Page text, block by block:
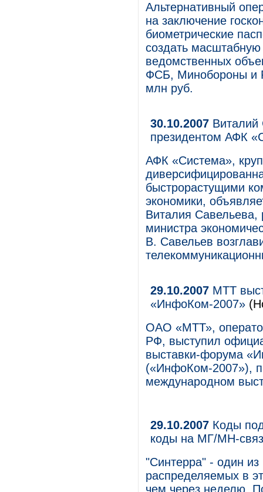
Альтернативный
на заключение
биометрические
создать масштабную
ведомственных
ФСБ, Минобороны и
млн руб.
30.10.2007 Виталий
президентом АФК
АФК «Система»,
быстрорастущими
экономики,
Виталия Савельева,
министра
В. Савельев
29.10.2007 МТТ
«ИнфоКом-2007»
ОАО «МТТ»,
РФ, выступил
выставки-форума
(«ИнфоКом-2007»),
международном
29.10.2007 Коды
коды на МГ/МН-
"Синтерра" - один
распределяемых в
чем через неделю.